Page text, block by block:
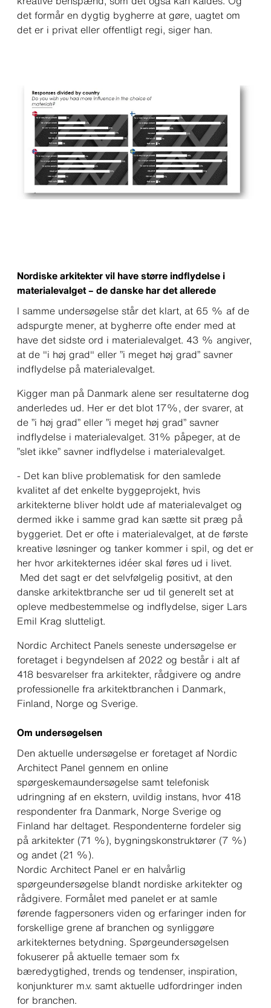
det formår en dygtig bygherre at gøre, uagtet om
det er i privat eller offentligt regi, siger han.
Nordiske arkitekter vil have større indflydelse i
materialevalget – de danske har det allerede
I samme undersøgelse står det klart, at 65 % af de
adspurgte mener, at bygherre ofte ender med at
have det sidste ord i materialevalget. 43 % angiver,
at de "i høj grad" eller ”i meget høj grad” savner
indflydelse på materialevalget.
Kigger man på Danmark alene ser resultaterne dog
anderledes ud. Her er det blot 17%, der svarer, at
de ”i høj grad” eller ”i meget høj grad” savner
indflydelse i materialevalget. 31% påpeger, at de
”slet ikke” savner indflydelse i materialevalget.
- Det kan blive problematisk for den samlede
kvalitet af det enkelte byggeprojekt, hvis
arkitekterne bliver holdt ude af materialevalget og
dermed ikke i samme grad kan sætte sit præg på
byggeriet. Det er ofte i materialevalget, at de første
kreative løsninger og tanker kommer i spil, og det er
her hvor arkitekternes idéer skal føres ud i livet.
Med det sagt er det selvfølgelig positivt, at den
danske arkitektbranche ser ud til generelt set at
opleve medbestemmelse og indflydelse, siger Lars
Emil Krag slutteligt.
Nordic Architect Panels seneste undersøgelse er
foretaget i begyndelsen af 2022 og består i alt af
418 besvarelser fra arkitekter, rådgivere og andre
professionelle fra arkitektbranchen i Danmark,
Finland, Norge og Sverige.
Om undersøgelsen
Den aktuelle undersøgelse er foretaget af Nordic
Architect Panel gennem en online
spørgeskemaundersøgelse samt telefonisk
udringning af en ekstern, uvildig instans, hvor 418
respondenter fra Danmark, Norge Sverige og
Finland har deltaget. Respondenterne fordeler sig
på arkitekter (71 %), bygningskonstruktører (7 %)
og andet (21 %).
Nordic Architect Panel er en halvårlig
spørgeundersøgelse blandt nordiske arkitekter og
rådgivere. Formålet med panelet er at samle
førende fagpersoners viden og erfaringer inden for
forskellige grene af branchen og synliggøre
arkitekternes betydning. Spørgeundersøgelsen
fokuserer på aktuelle temaer som fx
bæredygtighed, trends og tendenser, inspiration,
konjunkturer m.v. samt aktuelle udfordringer inden
for branchen.